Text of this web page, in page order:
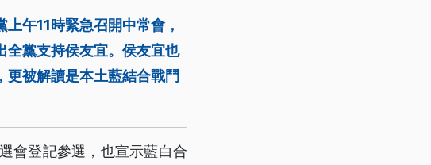
午11時緊急召開中常會，
全黨支持侯友宜。侯友宜也
更被解讀是本土藍結合戰鬥
會登記參選，也宣示藍白合